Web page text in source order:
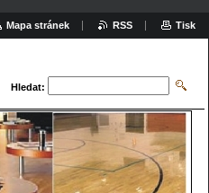
Hledat:
Mapa stránek RSS Tisk